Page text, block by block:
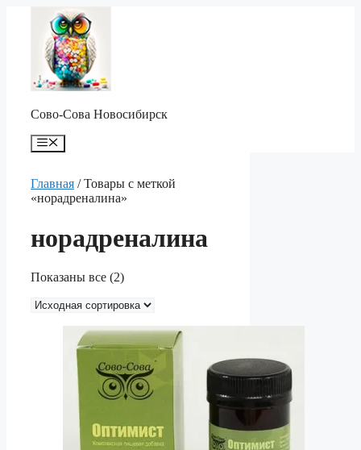
содержимому
Сово-Сова Новосибирск
Меню
Главная / Товары с меткой
«норадреналина»
норадреналина
Показаны все (2)